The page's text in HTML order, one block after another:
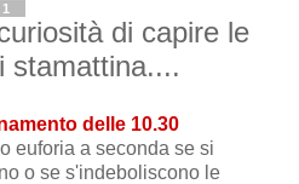
di capire le
stamattina....
delle 10.30
euforia a seconda se si
o se s'indeboliscono le